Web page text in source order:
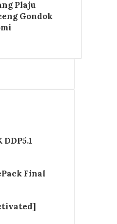
Plaju
Gondok
Final